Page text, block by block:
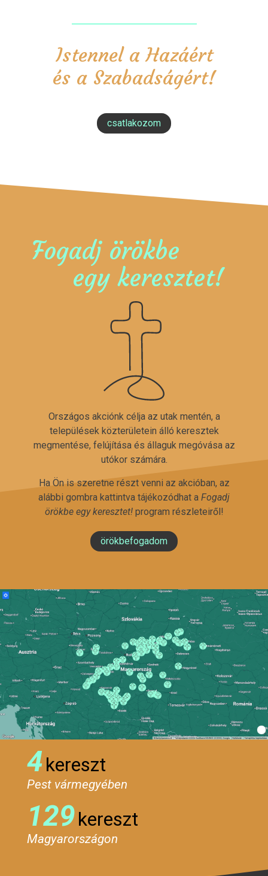
Istennel a Hazáért
és a Szabadságért!
csatlakozom
Fogadj örökbe
egy keresztet!
Országos akciónk célja az utak mentén, a
települések közterületein álló keresztek
megmentése, felújítása és állaguk megóvása az
utókor számára.
Ha Ön is szeretne részt venni az akcióban, az
alábbi gombra kattintva tájékozódhat a Fogadj
örökbe egy keresztet!program részleteiről!
örökbefogadom
4kereszt
Pest vármegyében
129kereszt
Magyarországon